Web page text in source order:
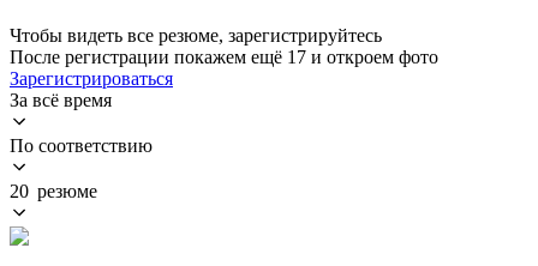
Чтобы видеть все резюме, зарегистрируйтесь
После регистрации покажем ещё 17 и откроем фото
Зарегистрироваться
За всё время
По соответствию
20 резюме